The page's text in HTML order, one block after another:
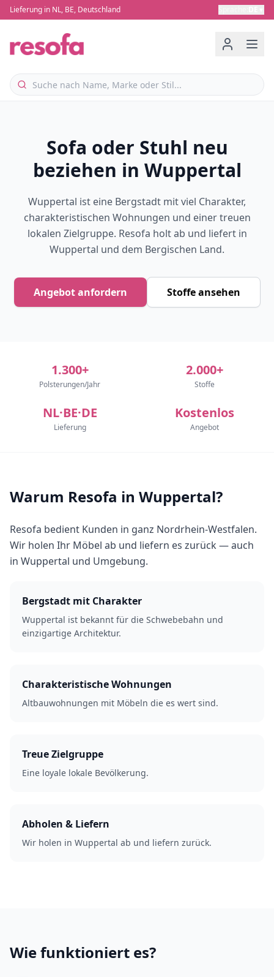
Lieferung in NL, BE, Deutschland
Sofa oder Stuhl neu
beziehen in Wuppertal
Wuppertal ist eine Bergstadt mit viel Charakter,
charakteristischen Wohnungen und einer treuen
lokalen Zielgruppe. Resofa holt ab und liefert in
Wuppertal und dem Bergischen Land.
Angebot anfordern Stoffe ansehen
1.300+
Polsterungen/Jahr
2.000+
Stoffe
NL·BE·DE
Lieferung
Kostenlos
Angebot
Warum Resofa in Wuppertal?
Resofa bedient Kunden in ganz Nordrhein-Westfalen.
Wir holen Ihr Möbel ab und liefern es zurück — auch
in Wuppertal und Umgebung.
Bergstadt mit Charakter
Wuppertal ist bekannt für die Schwebebahn und
einzigartige Architektur.
Charakteristische Wohnungen
Altbauwohnungen mit Möbeln die es wert sind.
Treue Zielgruppe
Eine loyale lokale Bevölkerung.
Abholen & Liefern
Wir holen in Wuppertal ab und liefern zurück.
Wie funktioniert es?